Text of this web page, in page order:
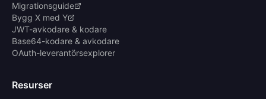
Migrationsguide
Bygg X med Y
JWT-avkodare & kodare
Base64-kodare & avkodare
OAuth-leverantörsexplorer
Resurser